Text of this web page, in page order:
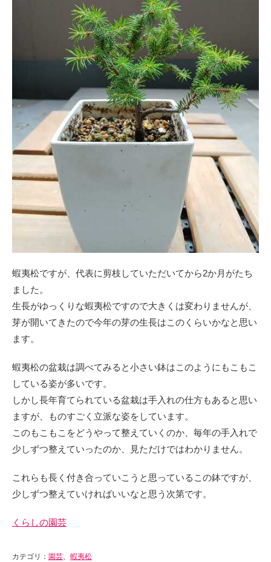
蝦夷松ですが、代表に剪枝していただいてから2か月がたち
ました。
生長がゆっくりな蝦夷松ですので大きくは変わりませんが、
芽が開いてきたので今年の芽の生長はこのくらいかなと思い
ます。
蝦夷松の盆栽は調べてみると小さい鉢はこのようにもこもこ
している姿が多いです。
しかし長年育てられている盆栽は手入れの仕方もあると思い
ますが、ものすごく立派な姿をしています。
このもこもこをどうやって整えていくのか、毎年の手入れで
少しずつ整えていったのか、見ただけではわかりません。
これらも長く付き合っていこうと思っているこの鉢ですが、
少しずつ整えていければいいなと思う次第です。
くらしの園芸
カテゴリ： 園芸、 蝦夷松